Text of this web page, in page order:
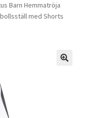
Barn Hemmatröja
med Shorts